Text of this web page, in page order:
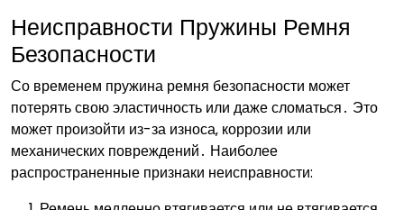
Неисправности Пружины Ремня
Безопасности
Со временем пружина ремня безопасности может
потерять свою эластичность или даже сломаться․ Это
может произойти из-за износа‚ коррозии или
механических повреждений․ Наиболее
распространенные признаки неисправности: